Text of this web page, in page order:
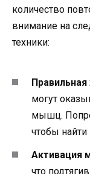
количество
внимание на
техники:
Правильная
могут
мышц.
чтобы
Активация
что